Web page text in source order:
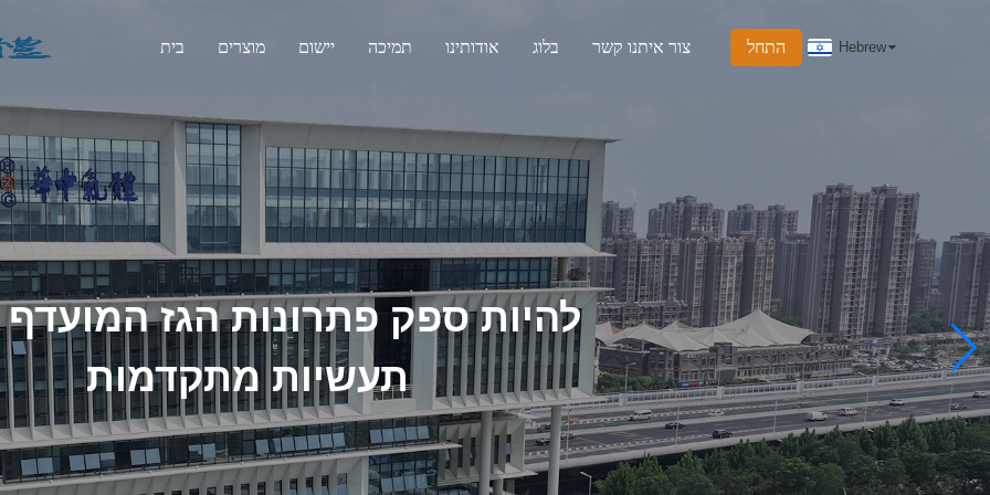
בית מוצרים יישום תמיכה אודותינו בלוג צור איתנו קשר התחל Hebrew
להיות ספק פתרונות הגז המועדף
תעשיות מתקדמות